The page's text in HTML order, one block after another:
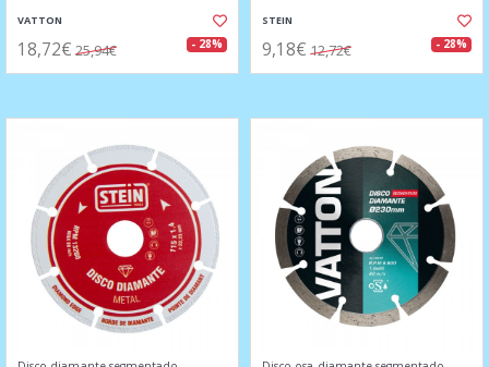
VATTON
18,72€ 25,94€ - 28%
STEIN
9,18€ 12,72€ - 28%